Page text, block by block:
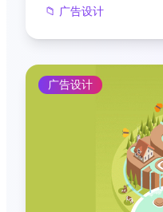
📁 广告设计
广告设计